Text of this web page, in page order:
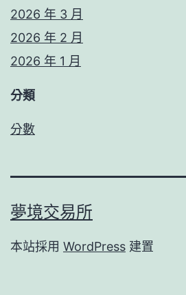
2026 年 3 月
2026 年 2 月
2026 年 1 月
分類
分數
夢境交易所
本站採用 WordPress 建置